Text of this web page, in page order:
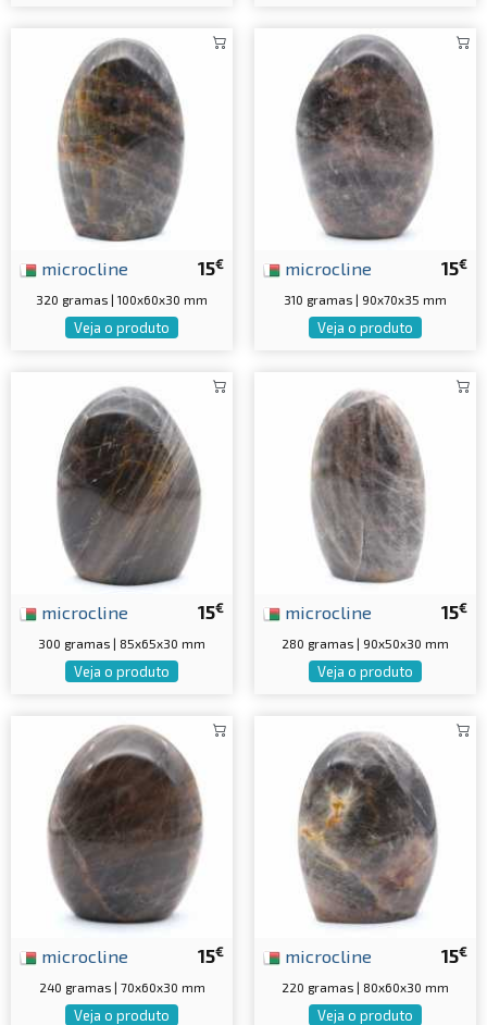
15€
microcline
320 gramas | 100x60x30 mm
Veja o produto
15€
microcline
310 gramas | 90x70x35 mm
Veja o produto
15€
microcline
300 gramas | 85x65x30 mm
Veja o produto
15€
microcline
280 gramas | 90x50x30 mm
Veja o produto
15€
microcline
240 gramas | 70x60x30 mm
Veja o produto
15€
microcline
220 gramas | 80x60x30 mm
Veja o produto